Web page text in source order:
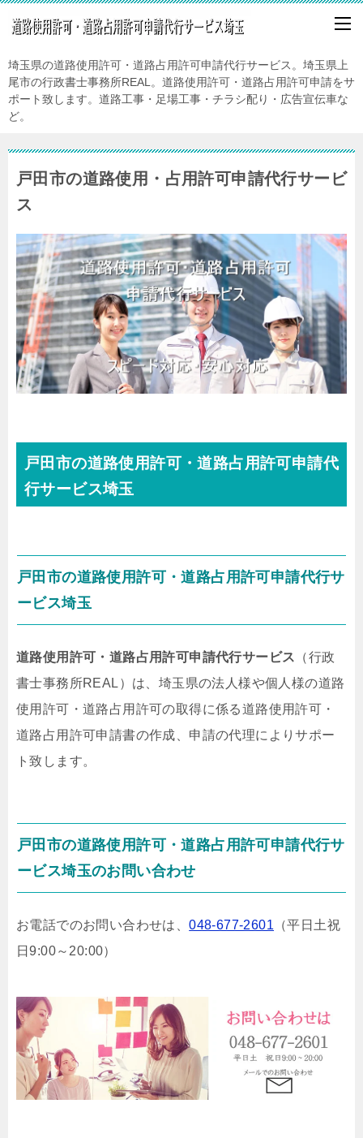
埼玉県の道路使用許可・道路占用許可申請代行サービス。埼玉県上
尾市の行政書士事務所REAL。道路使用許可・道路占用許可申請をサ
ポート致します。道路工事・足場工事・チラシ配り・広告宣伝車な
ど。
戸田市の道路使用・占用許可申請代行サービ
ス
戸田市の道路使用許可・道路占用許可申請代
行サービス埼玉
戸田市の道路使用許可・道路占用許可申請代行サ
ービス埼玉
道路使用許可・道路占用許可申請代行サービス （行政
書士事務所REAL）は、埼玉県の法人様や個人様の道路
使用許可・道路占用許可の取得に係る道路使用許可・
道路占用許可申請書の作成、申請の代理によりサポー
ト致します。
戸田市の道路使用許可・道路占用許可申請代行サ
ービス埼玉のお問い合わせ
お電話でのお問い合わせは、048-677-2601 （平日土祝
日9:00～20:00）